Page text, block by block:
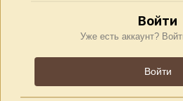
Войти
Уже есть аккаунт?
Войти